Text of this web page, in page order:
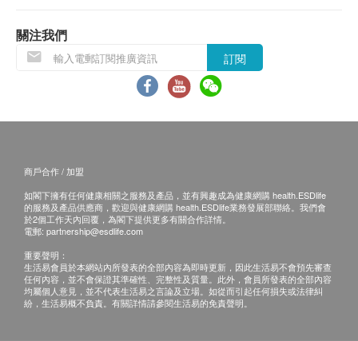
包裝規格：24片
大碼
腰圍尺寸：80-125 厘米
總吸濕量：300 毫升（2次x150毫升）
當顧客收取已訂購之貨品時，有責任檢查貨品是否
有損毀情況，一經確認簽收，恕不接受退換。
退換產品必須包裝完整，如退換之產品有任何殘缺
或過期退回，供應商有權不受理。
電郵: info@culturehomes.com.hk
查詢熱線: 2780 3882
關注我們
訂閱
商戶合作 / 加盟
如閣下擁有任何健康相關之服務及產品，並有興趣成為健康網購 health.ESDlife
的服務及產品供應商，歡迎與健康網購 health.ESDlife業務發展部聯絡。我們會
於2個工作天內回覆，為閣下提供更多有關合作詳情。
電郵: partnership@esdlife.com
重要聲明：
生活易會員於本網站內所發表的全部內容為即時更新，因此生活易不會預先審查
任何內容，並不會保證其準確性、完整性及質量。此外，會員所發表的全部內容
均屬個人意見，並不代表生活易之言論及立場。如從而引起任何損失或法律糾
紛，生活易概不負責。有關詳情請參閱生活易的免責聲明。